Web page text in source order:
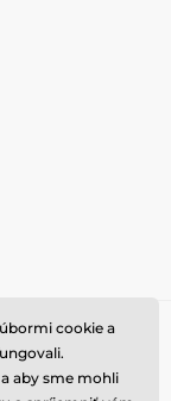
cookie a
aby sme mohli